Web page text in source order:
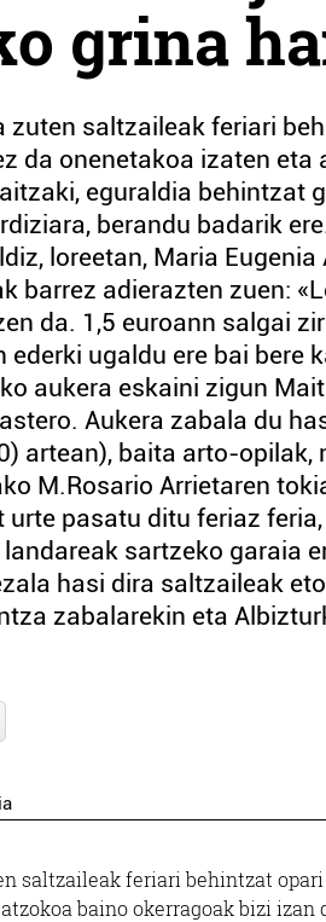
grina
zuten saltzaileak feriari
da onenetakoa izaten
eguraldia behintzat
berandu badarik
loreetan, Maria
barrez adierazten zuen:
da. 1,5 euroann salgai
ugaldu ere bai bere
aukera eskaini zigun
Aukera zabala du
artean), baita arto-
M.Rosario Arrietaren
pasatu ditu feriaz
sartzeko garaia
hasi dira saltzaileak
zabalarekin eta
saltzaileak feriari behintzat
baino okerragoak bizi